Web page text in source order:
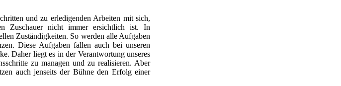
und zu erledigenden Arbeiten mit sich,
Zuschauer nicht immer ersichtlich ist. In
Zuständigkeiten. So werden alle Aufgaben
Diese Aufgaben fallen auch bei unseren
Daher liegt es in der Verantwortung unseres
zu managen und zu realisieren. Aber
auch jenseits der Bühne den Erfolg einer